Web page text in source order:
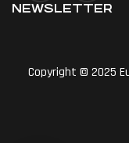
NEWSLETTER
Copyright © 2025